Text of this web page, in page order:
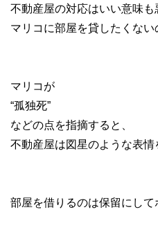
不動産屋の対応はいい意味も
マリコに部屋を貸したくない
マリコが
“孤独死”
などの点を指摘すると、
不動産屋は図星のような表情
部屋を借りるのは保留にして